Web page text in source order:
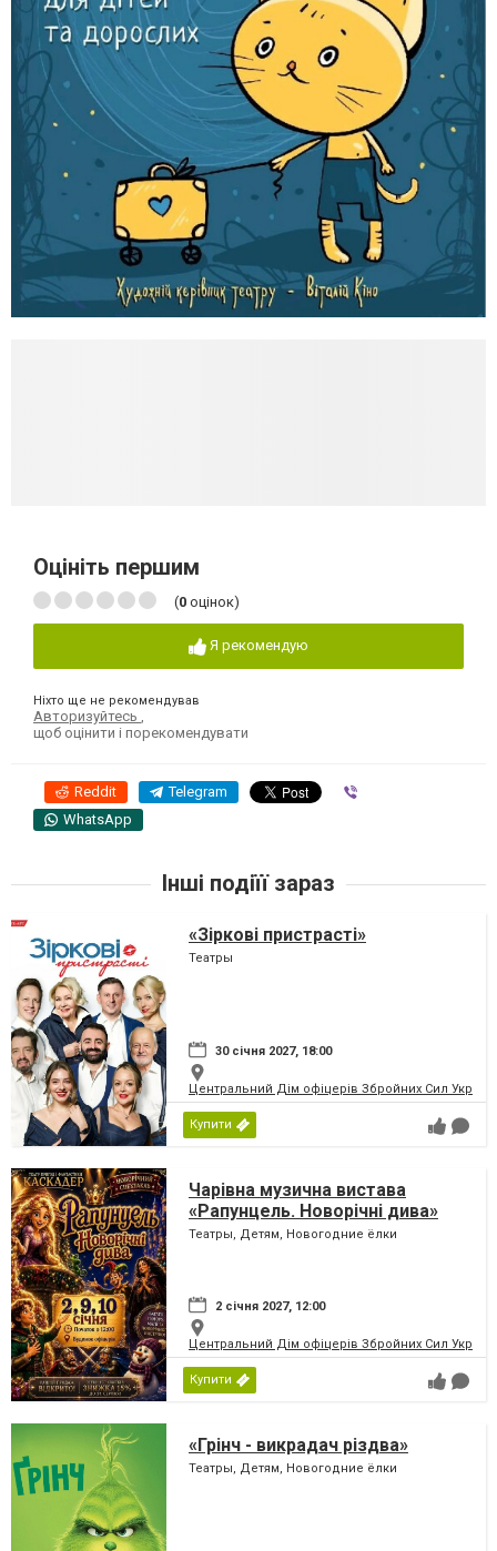
Оцініть першим
(0 оцінок)
Я рекомендую
Ніхто ще не рекомендував
Авторизуйтесь
щоб оцінити і порекомендувати
Reddit Telegram
WhatsApp
Інші подіїї зараз
«Зіркові пристрасті»
Театры
30 січня 2027, 18:00
Центральний Дім офіцерів Збройних Сил
Купити
Чарівна музична вистава
«Рапунцель. Новорічні дива»
Театры, Детям, Новогодние ёлки
2 січня 2027, 12:00
Центральний Дім офіцерів Збройних Сил
Купити
«Грінч - викрадач різдва»
Театры, Детям, Новогодние ёлки